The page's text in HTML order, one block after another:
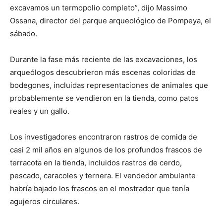
excavamos un termopolio completo”, dijo Massimo
Ossana, director del parque arqueológico de Pompeya, el
sábado.
Durante la fase más reciente de las excavaciones, los
arqueólogos descubrieron más escenas coloridas de
bodegones, incluidas representaciones de animales que
probablemente se vendieron en la tienda, como patos
reales y un gallo.
Los investigadores encontraron rastros de comida de
casi 2 mil años en algunos de los profundos frascos de
terracota en la tienda, incluidos rastros de cerdo,
pescado, caracoles y ternera. El vendedor ambulante
habría bajado los frascos en el mostrador que tenía
agujeros circulares.